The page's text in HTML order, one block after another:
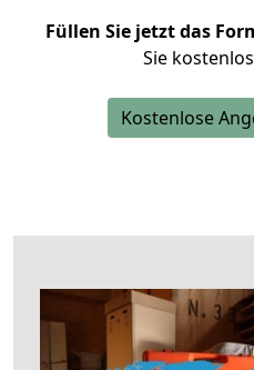
Füllen Sie jetzt das
Sie
Kostenlose